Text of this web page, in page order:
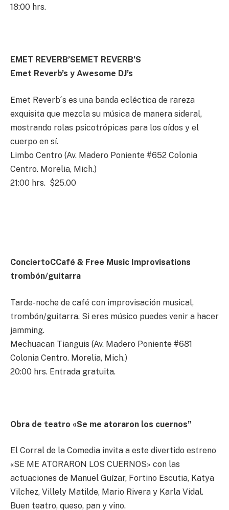
18:00 hrs.
EMET REVERB’SEMET REVERB’S
Emet Reverb’s y Awesome DJ’s
Emet Reverb´s es una banda ecléctica de rareza
exquisita que mezcla su música de manera sideral,
mostrando rolas psicotrópicas para los oídos y el
cuerpo en sí.
Limbo Centro (Av. Madero Poniente #652 Colonia
Centro. Morelia, Mich.)
21:00 hrs. $25.00
ConciertoCCafé & Free Music Improvisations
trombón/guitarra
Tarde-noche de café con improvisación musical,
trombón/guitarra. Si eres músico puedes venir a hacer
jamming.
Mechuacan Tianguis (Av. Madero Poniente #681
Colonia Centro. Morelia, Mich.)
20:00 hrs. Entrada gratuita.
Obra de teatro «Se me atoraron los cuernos”
El Corral de la Comedia invita a este divertido estreno
«SE ME ATORARON LOS CUERNOS» con las
actuaciones de Manuel Guízar, Fortino Escutia, Katya
Vilchez, Villely Matilde, Mario Rivera y Karla Vidal.
Buen teatro, queso, pan y vino.